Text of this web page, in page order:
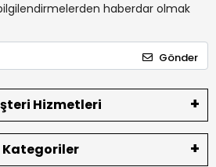
haberdar olmak
Gönder
Hizmetleri
Kategoriler